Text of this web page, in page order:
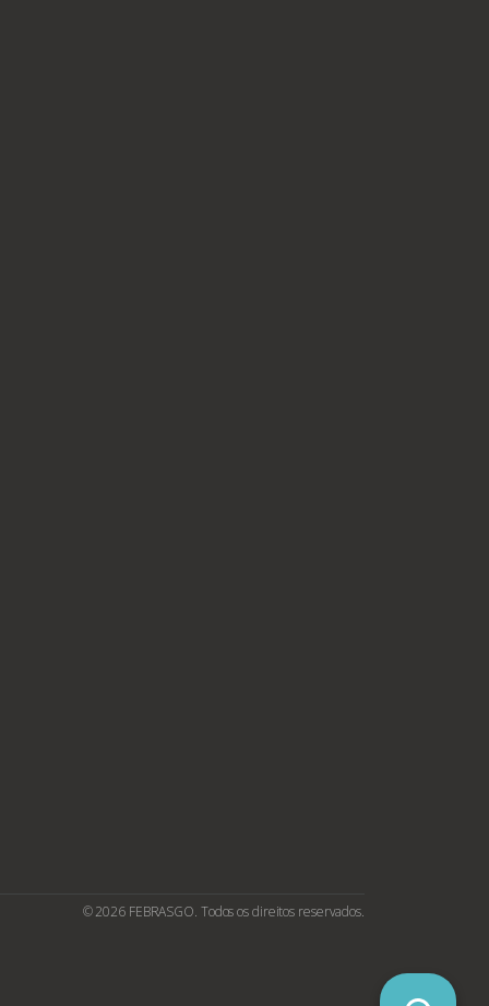
© 2026 FEBRASGO. Todos os direitos reservados.